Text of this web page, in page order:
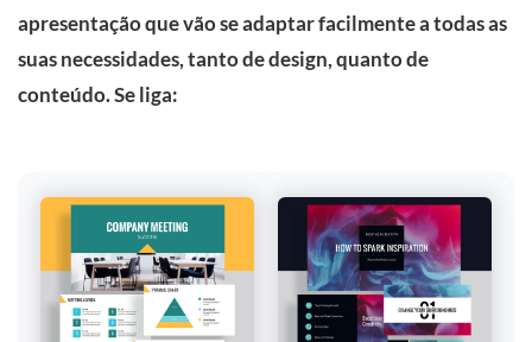
apresentação que vão se adaptar facilmente a todas as
suas necessidades, tanto de design, quanto de
conteúdo. Se liga: